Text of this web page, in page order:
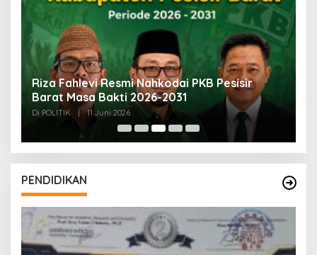
Riza Fahlevi Resmi Nahkodai PKB Pesisir
Barat Masa Bakti 2026-2031
Di POLITIK | 11 Juni 2026
PENDIDIKAN